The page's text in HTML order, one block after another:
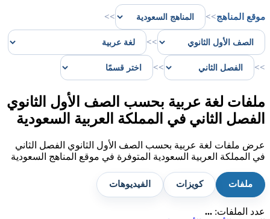
موقع المناهج>>
>>
>>
>>
>>
ملفات لغة عربية بحسب الصف الأول الثانوي
الفصل الثاني في المملكة العربية السعودية
عرض ملفات لغة عربية بحسب الصف الأول الثانوي الفصل الثاني
في المملكة العربية السعودية المتوفرة في موقع المناهج السعودية
ملفات كويزات الفيديوهات
عدد الملفات: ...